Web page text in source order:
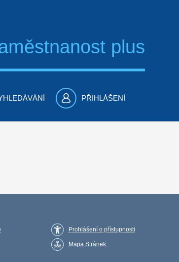
plus
PŘIHLÁŠENÍ
Prohlášení o přístupnosti
Mapa Stránek